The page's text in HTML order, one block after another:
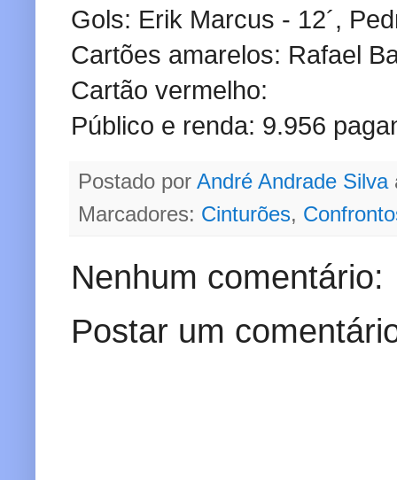
Gols: Erik Marcus - 12´,
Cartões amarelos: Rafael
Cartão vermelho:
Público e renda: 9.956
Postado por André Andrade Silva
Marcadores: Cinturões,
Nenhum comentário:
Postar um